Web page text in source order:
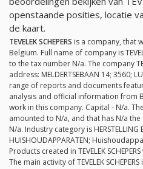
openstaande posities, locatie
de kaart.
TEVELEK SCHEPERS is a company, that
Belgium. Full name of company is
to the tax number N/a. The company
address: MELDERTSEBAAN 14; 3560;
range of reports and documents
analysis and official information from
work in this company. Capital - N/a.
amounted to N/a, and that has N/a the
N/a. Industry category is HERSTELLING
HUISHOUDAPPARATEN;
Products created in TEVELEK
The main activity of TEVELEK